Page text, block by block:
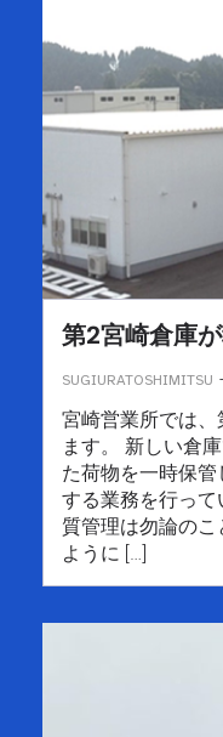
第2宮崎倉庫
SUGIURATOSHIMITSU
宮崎営業所では
ます。 新しい倉
た荷物を⼀時保
する業務を⾏っ
質管理は勿論の
ように […]